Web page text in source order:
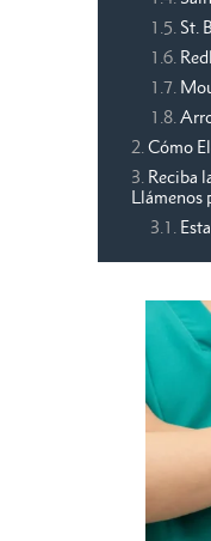
St.
Cómo
Reciba
Llámenos